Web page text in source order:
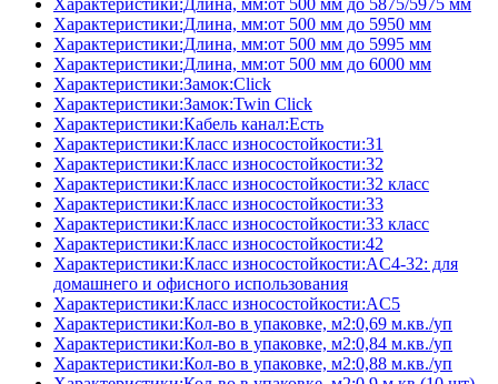
Характеристики:Длина, мм:от 500 мм до 5875/5975 мм
Характеристики:Длина, мм:от 500 мм до 5950 мм
Характеристики:Длина, мм:от 500 мм до 5995 мм
Характеристики:Длина, мм:от 500 мм до 6000 мм
Характеристики:Замок:Click
Характеристики:Замок:Twin Click
Характеристики:Кабель канал:Есть
Характеристики:Класс износостойкости:31
Характеристики:Класс износостойкости:32
Характеристики:Класс износостойкости:32 класс
Характеристики:Класс износостойкости:33
Характеристики:Класс износостойкости:33 класс
Характеристики:Класс износостойкости:42
Характеристики:Класс износостойкости:AC4-32: для
домашнего и офисного использования
Характеристики:Класс износостойкости:AC5
Характеристики:Кол-во в упаковке, м2:0,69 м.кв./уп
Характеристики:Кол-во в упаковке, м2:0,84 м.кв./уп
Характеристики:Кол-во в упаковке, м2:0,88 м.кв./уп